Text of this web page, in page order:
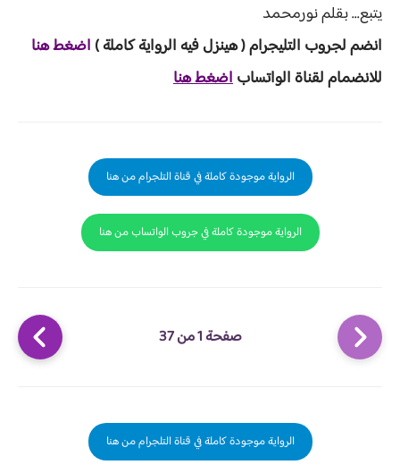
يتبع... بقلم نورمحمد
انضم لجروب التليجرام ( هينزل فيه الرواية كاملة ) اضغط هنا
للانضمام لقناة الواتساباضغط هنا
الرواية موجودة كاملة في قناة التلجرام من هنا
الرواية موجودة كاملة في جروب الواتساب من هنا
صفحة 1 من 37
الرواية موجودة كاملة في قناة التلجرام من هنا